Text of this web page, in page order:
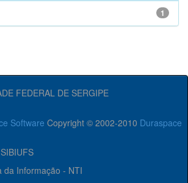
1
FEDERAL DE SERGIPE
Software Copyright © 2002-2010 Duraspace
da Informação - NTI